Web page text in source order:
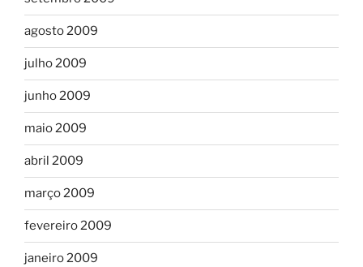
agosto 2009
julho 2009
junho 2009
maio 2009
abril 2009
março 2009
fevereiro 2009
janeiro 2009